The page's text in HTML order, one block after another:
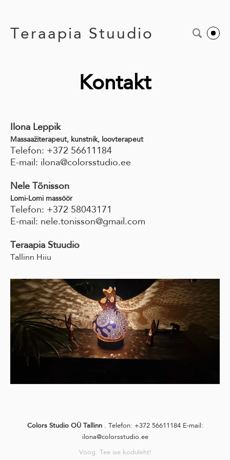
Teraapia Stuudio
Kontakt
Ilona Leppik
Massaažiterapeut, kunstnik, loovterapeut
Telefon: +372 56611184
E-mail: ilona@colorsstudio.ee
Nele Tõnisson
Lomi-Lomi massöör
Telefon: +372 58043171
E-mail: nele.tonisson@gmail.com
Teraapia Stuudio
Tallinn Hiiu
Colors Studio OÜ Tallinn . Telefon: +372 56611184 E-mail:
ilona@colorsstudio.ee
Voog. Tee ise koduleht!